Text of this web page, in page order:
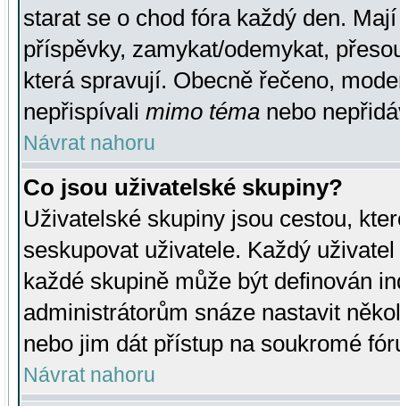
starat se o chod fóra každý den.
příspěvky, zamykat/odemykat,
která spravují. Obecně řečeno,
nepřispívali mimo téma nebo
Návrat nahoru
Co jsou uživatelské skupiny?
Uživatelské skupiny jsou cestou,
seskupovat uživatele. Každý
každé skupině může být definován
administrátorům snáze nastavit
nebo jim dát přístup na soukromé
Návrat nahoru